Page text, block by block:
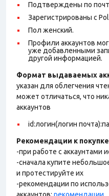
Подтверждены по
Зарегистрированы с
Пол женский.
Профили аккаунтов
уже добавленными
другой информацией.
Формат выдаваемых
указан для облегчения
может отличаться, что
аккаунтов
id:логин(логин
Рекомендации к
-при работе с аккаунтами
-сначала купите
и протестируйте их
-рекомендации по